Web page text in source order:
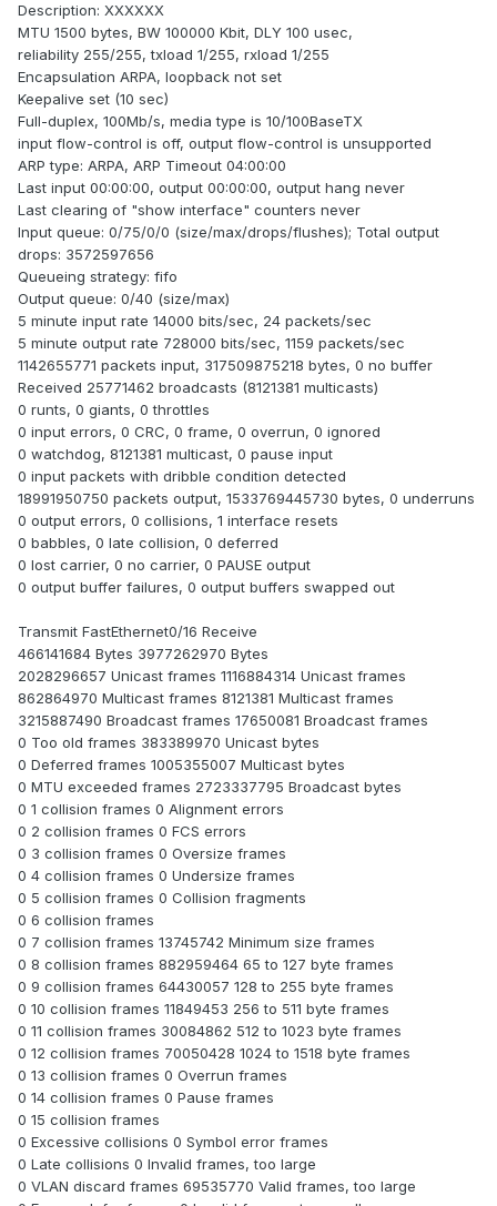
Description: XXXXXX
MTU 1500 bytes, BW 100000 Kbit, DLY 100 usec,
reliability 255/255, txload 1/255, rxload 1/255
Encapsulation ARPA, loopback not set
Keepalive set (10 sec)
Full-duplex, 100Mb/s, media type is 10/100BaseTX
input flow-control is off, output flow-control is unsupported
ARP type: ARPA, ARP Timeout 04:00:00
Last input 00:00:00, output 00:00:00, output hang never
Last clearing of "show interface" counters never
Input queue: 0/75/0/0 (size/max/drops/flushes); Total output
drops: 3572597656
Queueing strategy: fifo
Output queue: 0/40 (size/max)
5 minute input rate 14000 bits/sec, 24 packets/sec
5 minute output rate 728000 bits/sec, 1159 packets/sec
1142655771 packets input, 317509875218 bytes, 0 no buffer
Received 25771462 broadcasts (8121381 multicasts)
0 runts, 0 giants, 0 throttles
0 input errors, 0 CRC, 0 frame, 0 overrun, 0 ignored
0 watchdog, 8121381 multicast, 0 pause input
0 input packets with dribble condition detected
18991950750 packets output, 1533769445730 bytes, 0 underruns
0 output errors, 0 collisions, 1 interface resets
0 babbles, 0 late collision, 0 deferred
0 lost carrier, 0 no carrier, 0 PAUSE output
0 output buffer failures, 0 output buffers swapped out
Transmit FastEthernet0/16 Receive
466141684 Bytes 3977262970 Bytes
2028296657 Unicast frames 1116884314 Unicast frames
862864970 Multicast frames 8121381 Multicast frames
3215887490 Broadcast frames 17650081 Broadcast frames
0 Too old frames 383389970 Unicast bytes
0 Deferred frames 1005355007 Multicast bytes
0 MTU exceeded frames 2723337795 Broadcast bytes
0 1 collision frames 0 Alignment errors
0 2 collision frames 0 FCS errors
0 3 collision frames 0 Oversize frames
0 4 collision frames 0 Undersize frames
0 5 collision frames 0 Collision fragments
0 6 collision frames
0 7 collision frames 13745742 Minimum size frames
0 8 collision frames 882959464 65 to 127 byte frames
0 9 collision frames 64430057 128 to 255 byte frames
0 10 collision frames 11849453 256 to 511 byte frames
0 11 collision frames 30084862 512 to 1023 byte frames
0 12 collision frames 70050428 1024 to 1518 byte frames
0 13 collision frames 0 Overrun frames
0 14 collision frames 0 Pause frames
0 15 collision frames
0 Excessive collisions 0 Symbol error frames
0 Late collisions 0 Invalid frames, too large
0 VLAN discard frames 69535770 Valid frames, too large